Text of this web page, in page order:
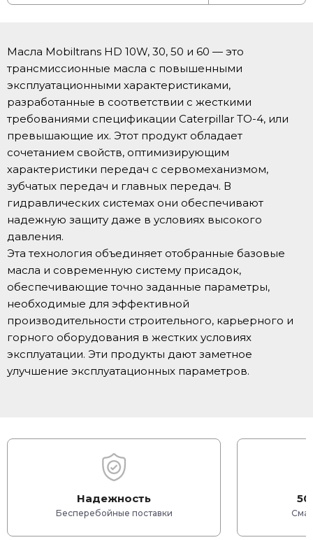
Масла Mobiltrans HD 10W, 30, 50 и 60 — это
трансмиссионные масла с повышенными
эксплуатационными характеристиками,
разработанные в соответствии с жесткими
требованиями спецификации Caterpillar TO-4, или
превышающие их. Этот продукт обладает
сочетанием свойств, оптимизирующим
характеристики передач с сервомеханизмом,
зубчатых передач и главных передач. В
гидравлических системах они обеспечивают
надежную защиту даже в условиях высокого
давления.
Эта технология объединяет отобранные базовые
масла и современную систему присадок,
обеспечивающие точно заданные параметры,
необходимые для эффективной
производительности строительного, карьерного и
горного оборудования в жестких условиях
эксплуатации. Эти продукты дают заметное
улучшение эксплуатационных параметров.
Надежность
Бесперебойные поставки